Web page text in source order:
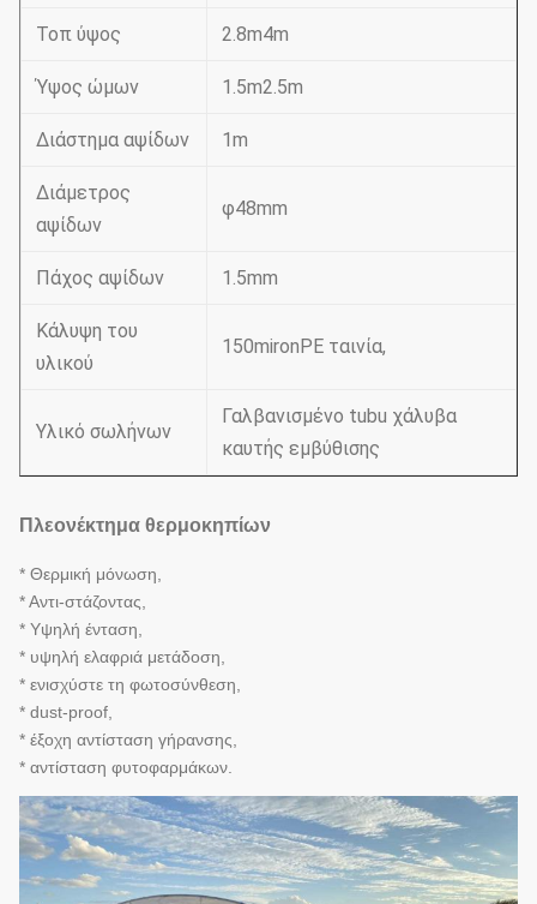
Τοπ ύψος 2.8m4m
Ύψος ώμων 1.5m2.5m
Διάστημα αψίδων 1m
Διάμετρος
αψίδων
φ48mm
Πάχος αψίδων 1.5mm
Κάλυψη του
υλικού
150mironPE ταινία,
Υλικό σωλήνων
Γαλβανισμένο tubu χάλυβα
καυτής εμβύθισης
Πλεονέκτημα θερμοκηπίων
* Θερμική μόνωση,
* Αντι-στάζοντας,
* Υψηλή ένταση,
* υψηλή ελαφριά μετάδοση,
* ενισχύστε τη φωτοσύνθεση,
* dust-proof,
* έξοχη αντίσταση γήρανσης,
* αντίσταση φυτοφαρμάκων.